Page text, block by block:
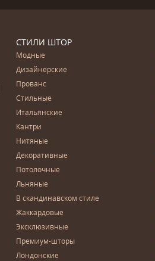
СТИЛИ ШТОР
Модные
Дизайнерские
Прованс
Стильные
Итальянские
Кантри
Нитяные
Декоративные
Потолочные
Льняные
В скандинавском стиле
Жаккардовые
Эксклюзивные
Премиум-шторы
Лондонские